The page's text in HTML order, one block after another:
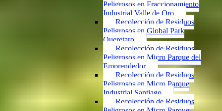
Peligrosos en Fraccionamiento
Industrial Valle de Oro
Recolección de Residuos
Peligrosos en Global Park
Queretaro
Recolección de Residuos
Peligrosos en Micro Parque del
Emprendedor
Recolección de Residuos
Peligrosos en Micro Parque
Industrial Santiago
Recolección de Residuos